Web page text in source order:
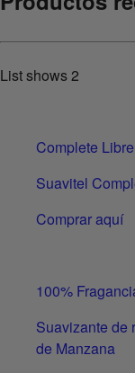
List shows2
Complete
Suavitel
Comprar aquí
100%
Suavizante de
de Manzana